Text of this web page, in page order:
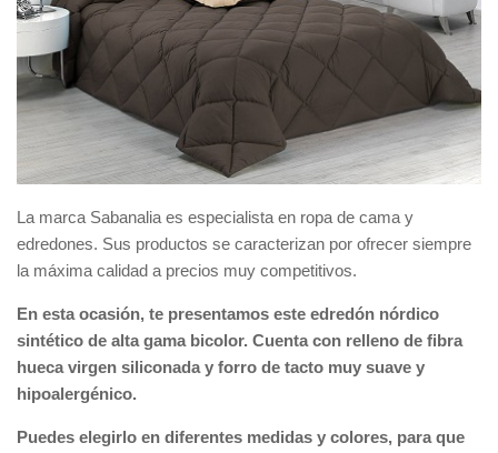
La marca Sabanalia es especialista en ropa de cama y
edredones. Sus productos se caracterizan por ofrecer siempre
la máxima calidad a precios muy competitivos.
En esta ocasión, te presentamos este edredón nórdico
sintético de alta gama bicolor. Cuenta con relleno de fibra
hueca virgen siliconada y forro de tacto muy suave y
hipoalergénico.
Puedes elegirlo en diferentes medidas y colores, para que